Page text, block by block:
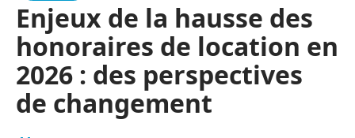
Enjeux de la hausse des
honoraires de location en
2026 : des perspectives
de changement